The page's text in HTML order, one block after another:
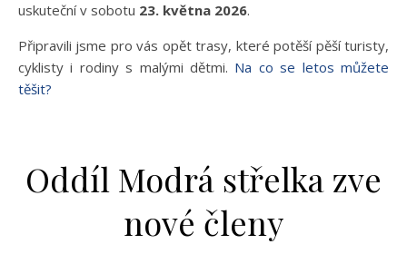
uskuteční v sobotu 23. května 2026.
Připravili jsme pro vás opět trasy, které potěší pěší turisty,
cyklisty i rodiny s malými dětmi. Na co se letos můžete
těšit?
Oddíl Modrá střelka zve
nové členy